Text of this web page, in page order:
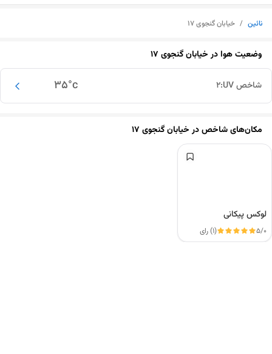
نائین / خیابان گنجوی ۱۷
وضعیت هوا درخیابان گنجوی ۱۷
35°c شاخص UV: 2
مکان‌های شاخص درخیابان گنجوی ۱۷
لوکس پیکانی
5/0 (1) رای